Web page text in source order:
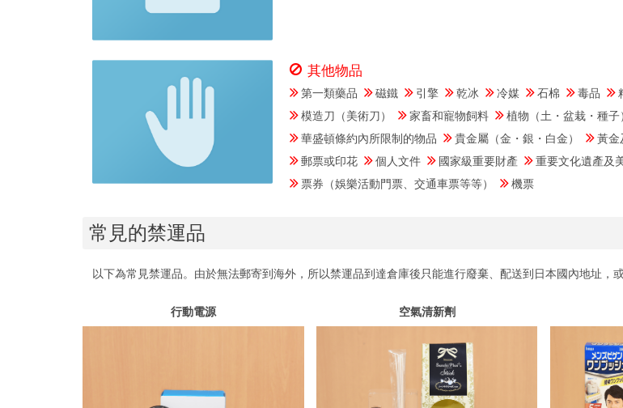
其他物品
第一類藥品 磁鐵 引擎 乾冰 冷媒 石棉 毒品
模造刀（美術刀）
家畜和寵物飼料 植物（土・盆栽・種子
華盛頓條約內所限制的物品
貴金屬（金・銀・白金） 黃金
郵票或印花
個人文件 國家級重要財產 重要文化遺產及
票券（娛樂活動門票、交通車票等等）
機票
常見的禁運品
以下為常見禁運品。由於無法郵寄到海外，所以禁運品到達倉庫後只能進行廢棄、配送到日本國內地址，
行動電源 空氣清新劑